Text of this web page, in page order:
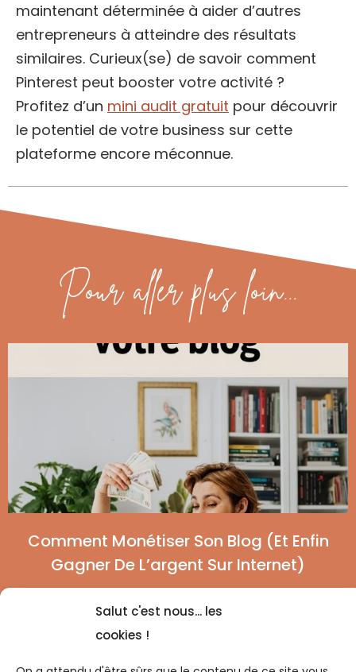
Salut c'est nous... les
cookies !
maintenant déterminée à aider d’autres
entrepreneurs à atteindre des résultats
similaires. Curieux(se) de savoir comment
Pinterest peut booster votre activité ?
Profitez d’un mini audit gratuit pour découvrir
le potentiel de votre business sur cette
plateforme encore méconnue.
Pour aller plus loin...
Comment Monétiser Son Blog (et Enfin
Gagner De L’argent Sur Internet)